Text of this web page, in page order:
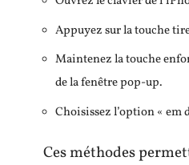
Appuyez sur la touche
Maintenez la touche
de la fenêtre pop-up.
Choisissez l’option « em
Ces méthodes